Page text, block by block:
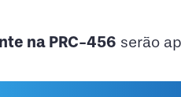
na PRC-456 serão